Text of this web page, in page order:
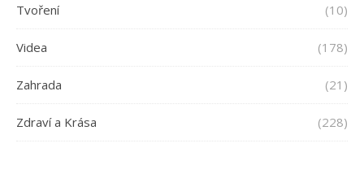
Tvoření (10)
Videa (178)
Zahrada (21)
Zdraví a Krása (228)